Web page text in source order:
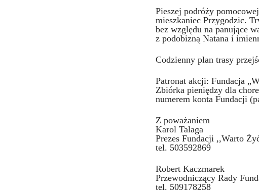
Pieszej podróży
mieszkaniec Przygodzic.
bez względu na panujące
z podobizną Natana i
Codzienny plan trasy
Patronat akcji: Fundacja
Zbiórka pieniędzy dla
numerem konta Fundacji
Z poważaniem
Karol Talaga
Prezes Fundacji ,,Warto
tel. 503592869
Robert Kaczmarek
Przewodniczący Rady
tel. 509178258